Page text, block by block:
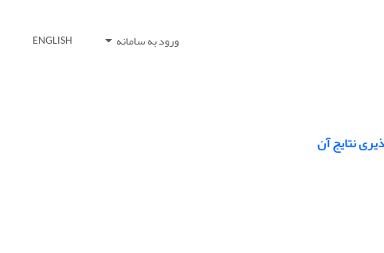
ورود به سامانه ENGLISH
نتایج آن